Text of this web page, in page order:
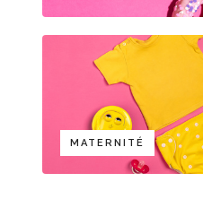
MATERNITÉ